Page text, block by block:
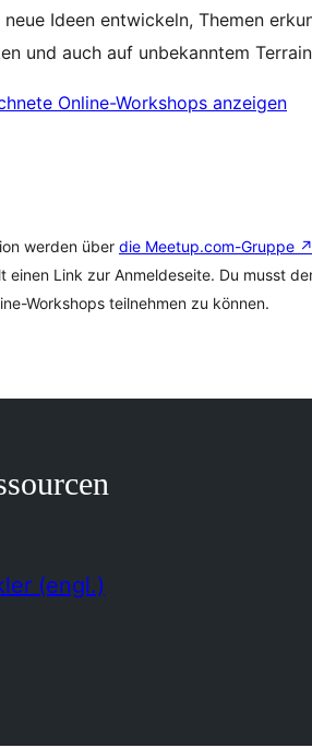
Ideen entwickeln, Themen
und auch auf unbekanntem
Online-Workshops anzeigen
werden über die Meetup.com-Gruppe ↗
Link zur Anmeldeseite. Du musst
Workshops teilnehmen zu können.
(engl.)